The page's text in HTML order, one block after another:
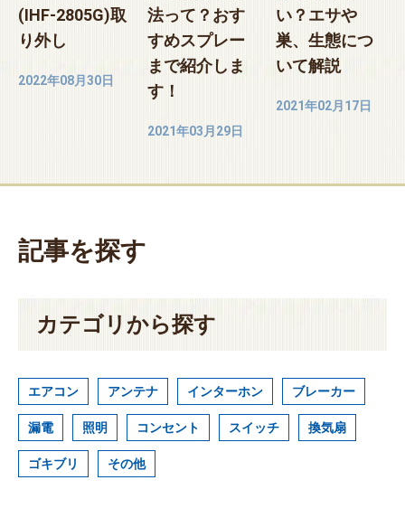
(IHF-2805G)取
り外し
2022年08月30日
法って？おす
すめスプレー
まで紹介しま
す！
2021年03月29日
い？エサや
巣、生態につ
いて解説
2021年02月17日
記事を探す
カテゴリから探す
エアコン アンテナ インターホン ブレーカー
漏電 照明 コンセント スイッチ 換気扇
ゴキブリ その他